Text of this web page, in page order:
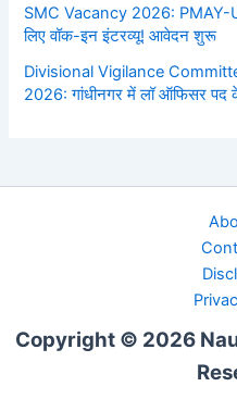
SMC Vacancy 2026: PMAY-U
लिए वॉक-इन इंटरव्यू! आवेदन शुरू
Divisional Vigilance
2026: गांधीनगर में लॉ ऑफिसर
Copyright © 2026